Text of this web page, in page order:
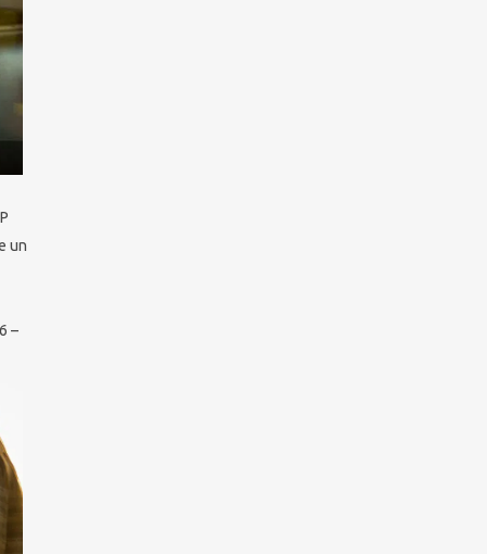
un
–